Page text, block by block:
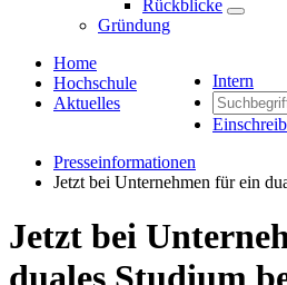
Rückblicke
Gründung
Intern
Home
Hochschule
Aktuelles
Presseinformationen
Jetzt bei Unternehmen für ein
Jetzt bei